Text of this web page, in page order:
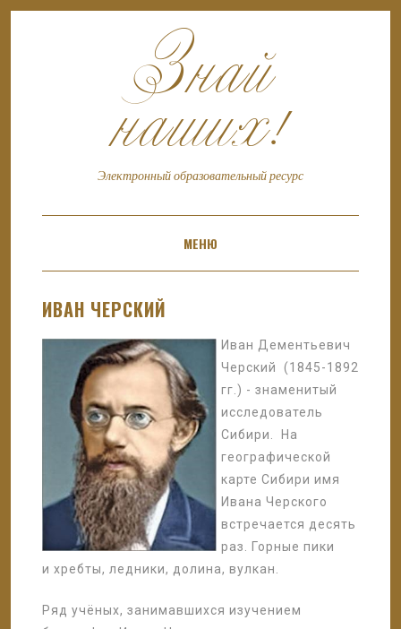
Знай
наших!
Электронный образовательный ресурс
МЕНЮ
SKIP TO CONTENT
ИВАН ЧЕРСКИЙ
Иван Дементьевич
Черский (1845-1892
гг.) - знаменитый
исследователь
Сибири. На
географической
карте Сибири имя
Ивана Черского
встречается десять
раз. Горные пики
и хребты, ледники, долина, вулкан.
Ряд учёных, занимавшихся изучением